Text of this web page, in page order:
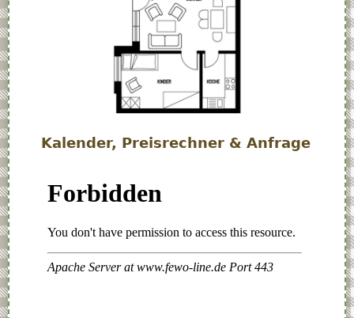
Kalender, Preisrechner & Anfrage